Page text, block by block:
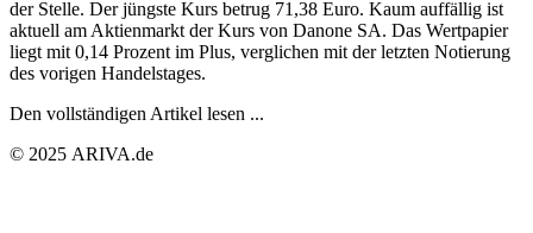
der Stelle. Der jüngste Kurs betrug 71,38 Euro. Kaum auffällig ist
aktuell am Aktienmarkt der Kurs von Danone SA. Das Wertpapier
liegt mit 0,14 Prozent im Plus, verglichen mit der letzten Notierung
des vorigen Handelstages.
Den vollständigen Artikel lesen ...
© 2025 ARIVA.de